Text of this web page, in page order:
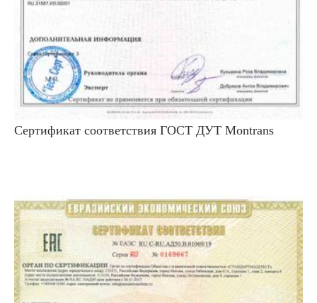
Сертификат соответствия ГОСТ ДУТ Montrans